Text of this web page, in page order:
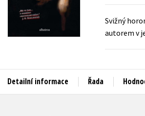
Auto - moto
Beletrie pro děti
Svižný
autorem v
Detailní informace Řada